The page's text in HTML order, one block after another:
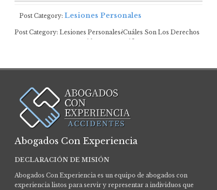
Post Category: Lesiones Personales
Post Category: Lesiones Personales¿Cuáles Son Los Derechos
Abogados Con Experiencia
DECLARACIÓN DE MISIÓN
Abogados Con Experiencia es un equipo de abogados con
experiencia listos para servir y representar a individuos que